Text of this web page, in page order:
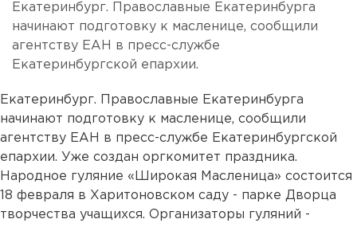
Екатеринбург. Православные Екатеринбурга
начинают подготовку к масленице, сообщили
агентству ЕАН в пресс-службе
Екатеринбургской епархии.
Екатеринбург. Православные Екатеринбурга
начинают подготовку к масленице, сообщили
агентству ЕАН в пресс-службе Екатеринбургской
епархии. Уже создан оргкомитет праздника.
Народное гуляние «Широкая Масленица» состоится
18 февраля в Харитоновском саду - парке Дворца
творчества учащихся. Организаторы гуляний -